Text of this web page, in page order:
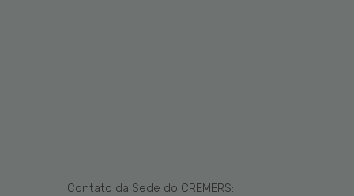
Contato da Sede do CREMERS: